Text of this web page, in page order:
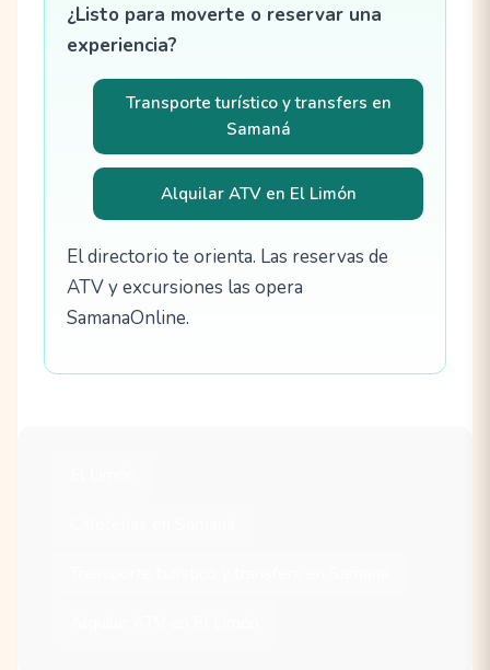
¿Listo para moverte o reservar una
experiencia?
Transporte turístico y transfers en
Samaná
Alquilar ATV en El Limón
El directorio te orienta. Las reservas de
ATV y excursiones las opera
SamanaOnline.